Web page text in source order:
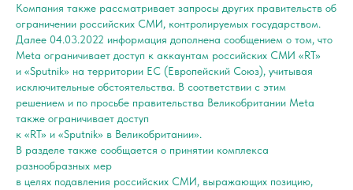
Компания также рассматривает запросы других правительств об
ограничении российских СМИ, контролируемых государством.
Далее 04.03.2022 информация дополнена сообщением о том, что
Meta ограничивает доступ к аккаунтам российских СМИ «RT»
и «Sputnik» на территории ЕС (Европейский Союз), учитывая
исключительные обстоятельства. В соответствии с этим
решением и по просьбе правительства Великобритании Meta
также ограничивает доступ
к «RT» и «Sputnik» в Великобритании».
В разделе также сообщается о принятии комплекса
разнообразных мер
в целях подавления российских СМИ, выражающих позицию,